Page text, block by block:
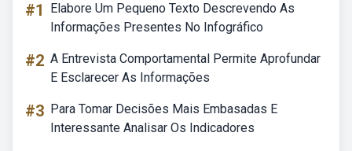
#1
Elabore Um Pequeno Texto Descrevendo As
Informações Presentes No Infográfico
#2 A Entrevista Comportamental Permite Aprofundar
E Esclarecer As Informações
#3 Para Tomar Decisões Mais Embasadas E
Interessante Analisar Os Indicadores